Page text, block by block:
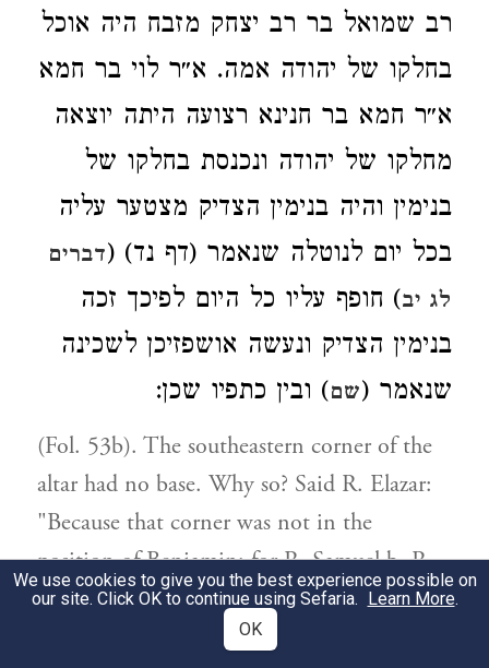
רב שמואל בר רב יצחק מזבח היה אוכל
בחלקו של יהודה אמה. א״ר לוי בר חמא
א״ר חמא בר חנינא רצועה היתה יוצאה
מחלקו של יהודה ונכנסת בחלקו של
בנימין והיה בנימין הצדיק מצטער עליה
בכל יום לנוטלה שנאמר (דף נד) (דברים
לג יב) חופף עליו כל היום לפיכך זכה
בנימין הצדיק ונעשה אושפזיכן לשכינה
שנאמר (שם) ובין כתפיו שכן:
(Fol. 53b). The southeastern corner of the
altar had no base. Why so? Said R. Elazar:
"Because that corner was not in the
position of Benjamin; for R. Samuel b. R.
Isaac said: 'The altar extended to the length
of one cubit into the portion of Juda.' " R.
We use cookies to give you the best experience possible on
our site. Click OK to continue using Sefaria. Learn More.
OK